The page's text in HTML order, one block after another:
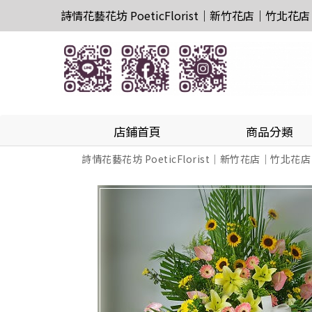
詩情花藝花坊 PoeticFlorist｜新竹花店｜竹北花店
店鋪首頁 商品分類
詩情花藝花坊 PoeticFlorist｜新竹花店｜竹北花店